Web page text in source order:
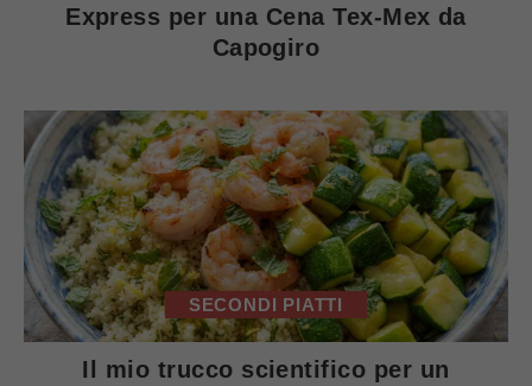
Express per una Cena Tex-Mex da
Capogiro
SECONDI PIATTI
Il mio trucco scientifico per un